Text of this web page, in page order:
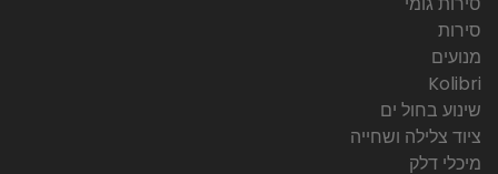
סירות
מנועים
Kolibri
שינוע בחול ים
ציוד צלילה ושחייה
מיכלי דלק